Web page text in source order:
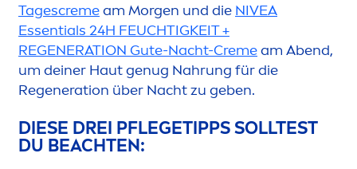
Tagescremeam Morgen und die NIVEA
Essentials 24H FEUCHTIGKEIT +
REGENERATION Gute-Nacht-Cremeam Abend,
um deiner Haut genug Nahrung für die
Regeneration über Nacht zu geben.
DIESE DREI PFLEGETIPPS SOLLTEST
DU BEACHTEN: